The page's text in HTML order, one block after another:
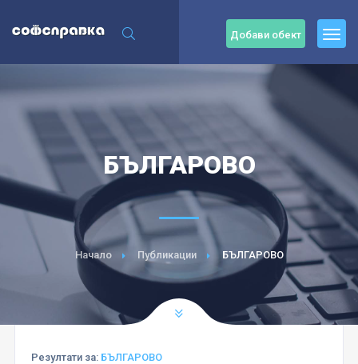
Добави обект
БЪЛГАРОВО
Начало Публикации БЪЛГАРОВО
Резултати за: БЪЛГАРОВО